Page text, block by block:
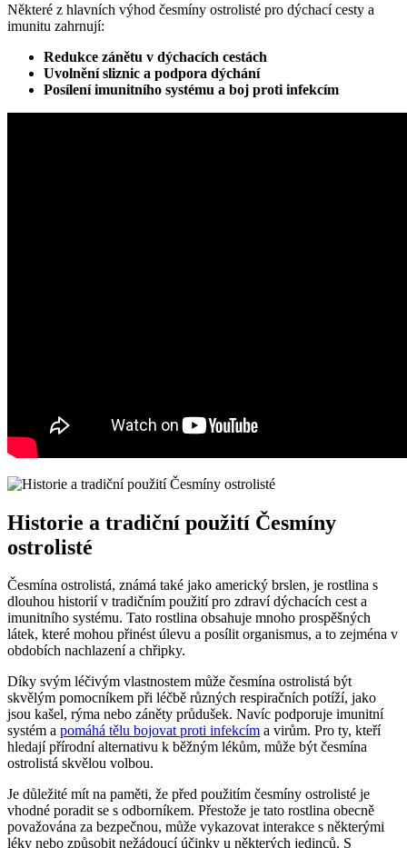
Některé z hlavních výhod česmíny ostrolisté pro dýchací cesty a
imunitu zahrnují:
Redukce zánětu v dýchacích cestách
Uvolnění sliznic a podpora dýchání
Posílení imunitního systému a boj proti infekcím
Historie a tradiční použití Česmíny
ostrolisté
Česmína ostrolistá, známá také jako americký brslen, je rostlina s
dlouhou historií v tradičním použití pro zdraví dýchacích cest a
imunitního systému. Tato rostlina obsahuje mnoho prospěšných
látek, které mohou přinést úlevu a posílit organismus, a to zejména v
obdobích nachlazení a chřipky.
Díky svým léčivým vlastnostem může česmína ostrolistá být
skvělým pomocníkem při léčbě různých respiračních potíží, jako
jsou kašel, rýma nebo záněty průdušek. Navíc podporuje imunitní
systém a pomáhá tělu bojovat proti infekcím a virům. Pro ty, kteří
hledají přírodní alternativu k běžným lékům, může být česmína
ostrolistá skvělou volbou.
Je důležité mít na paměti, že před použitím česmíny ostrolisté je
vhodné poradit se s odborníkem. Přestože je tato rostlina obecně
považována za bezpečnou, může vykazovat interakce s některými
léky nebo způsobit nežádoucí účinky u některých jedinců. S